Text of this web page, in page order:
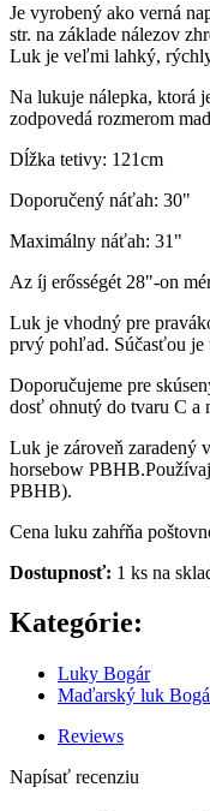
Je vyrobený ako verná
str. na základe nálezov
Luk je veľmi lahký,
Na lukuje nálepka, ktorá
zodpovedá rozmerom
Dĺžka tetivy: 121cm
Doporučený náťah: 30"
Maximálny náťah: 31"
Az íj erősségét 28"-on
Luk je vhodný pre
prvý pohľad. Súčasťou je
Doporučujeme pre
dosť ohnutý do tvaru C a
Luk je zároveň zaradený
horsebow
PBHB).
Cena luku zahŕňa
Dostupnosť: 1 ks na
Kategórie:
Luky Bogár
Maďarský luk
Reviews
Napísať recenziu